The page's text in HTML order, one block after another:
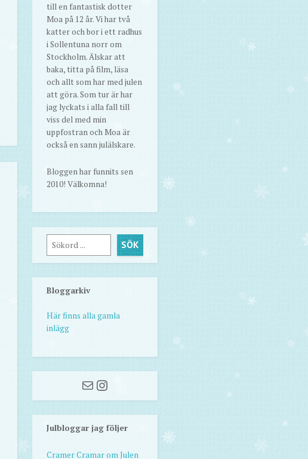
till en fantastisk dotter
Moa på 12 år. Vi har två
katter och bor i ett radhus
i Sollentuna norr om
Stockholm. Älskar att
baka, titta på film, läsa
och allt som har med julen
att göra. Som tur är har
jag lyckats i alla fall till
viss del med min
uppfostran och Moa är
också en sann julälskare.
Bloggen har funnits sen
2010! Välkomna!
Sök SÖK
Bloggarkiv
Här finns alla gamla
inlägg
MailInstagram
Julbloggar jag följer
Cramer Cramar om Julen